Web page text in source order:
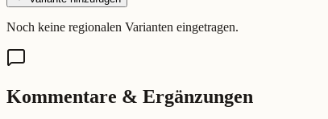
Noch keine regionalen Varianten eingetragen.
Kommentare & Ergänzungen